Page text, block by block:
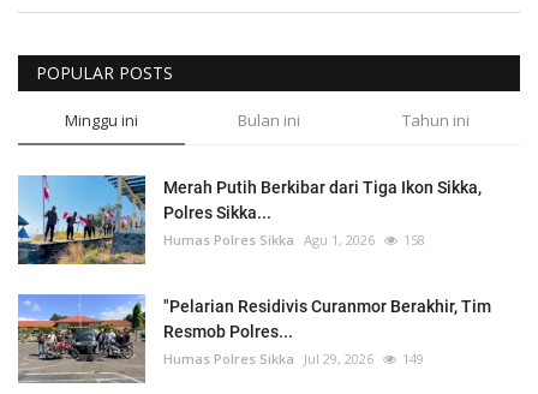
POPULAR POSTS
Minggu ini Bulan ini Tahun ini
Merah Putih Berkibar dari Tiga Ikon Sikka,
Polres Sikka...
Humas Polres Sikka Agu 1, 2026 158
"Pelarian Residivis Curanmor Berakhir, Tim
Resmob Polres...
Humas Polres Sikka Jul 29, 2026 149